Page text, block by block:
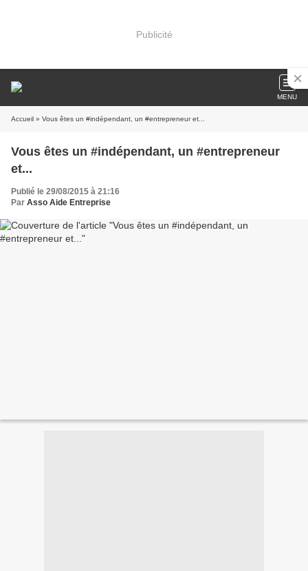
Publicité
MENU
Accueil » Vous êtes un #indépendant, un #entrepreneur et...
Vous êtes un #indépendant, un #entrepreneur
et...
Publié le 29/08/2015 à 21:16
Par Asso Aide Entreprise